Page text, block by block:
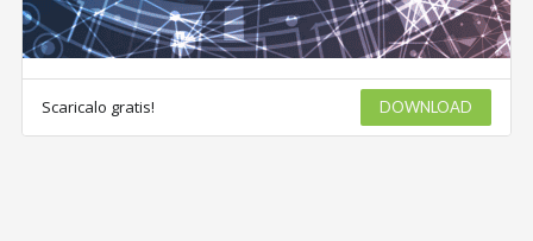
Scaricalo gratis! DOWNLOAD